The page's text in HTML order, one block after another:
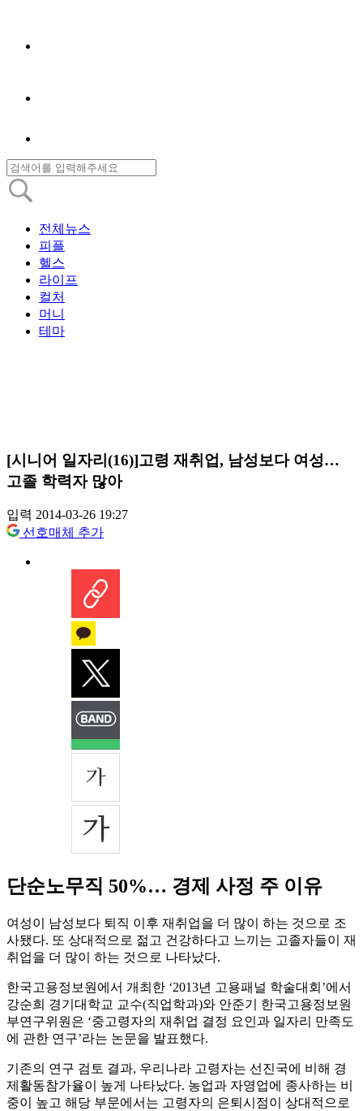
전체뉴스
피플
헬스
라이프
컬처
머니
테마
[시니어 일자리(16)]고령 재취업, 남성보다 여성…
고졸 학력자 많아
입력 2014-03-26 19:27
선호매체 추가
단순노무직 50%… 경제 사정 주 이유
여성이 남성보다 퇴직 이후 재취업을 더 많이 하는 것으로 조
사됐다. 또 상대적으로 젊고 건강하다고 느끼는 고졸자들이 재
취업을 더 많이 하는 것으로 나타났다.
한국고용정보원에서 개최한 ‘2013년 고용패널 학술대회’에서
강순희 경기대학교 교수(직업학과)와 안준기 한국고용정보원
부연구위원은 ‘중고령자의 재취업 결정 요인과 일자리 만족도
에 관한 연구’라는 논문을 발표했다.
기존의 연구 검토 결과, 우리나라 고령자는 선진국에 비해 경
제활동참가율이 높게 나타났다. 농업과 자영업에 종사하는 비
중이 높고 해당 부문에서는 고령자의 은퇴시점이 상대적으로